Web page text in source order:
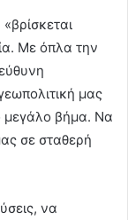
Με όπλα την
μας
μεγάλο βήμα. Να
σε σταθερή
να